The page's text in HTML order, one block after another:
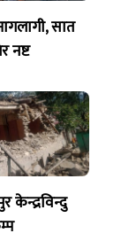
सात
नष्ट
केन्द्रविन्दु